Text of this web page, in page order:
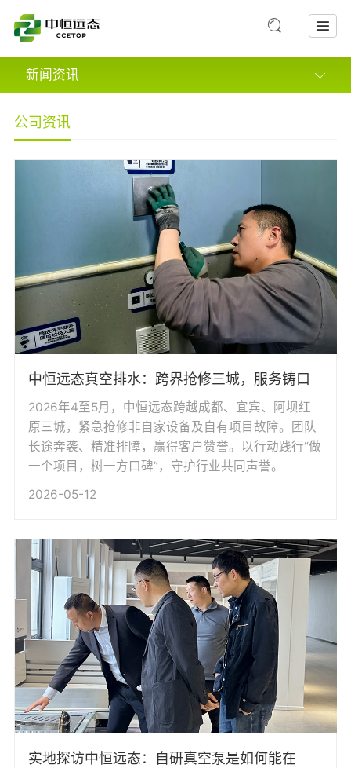
新闻资讯
公司资讯
中恒远态真空排水：跨界抢修三城，服务铸口
2026年4至5月，中恒远态跨越成都、宜宾、阿坝红
原三城，紧急抢修非自家设备及自有项目故障。团队
长途奔袭、精准排障，赢得客户赞誉。以行动践行“做
一个项目，树一方口碑”，守护行业共同声誉。
2026-05-12
实地探访中恒远态：自研真空泵是如何能在